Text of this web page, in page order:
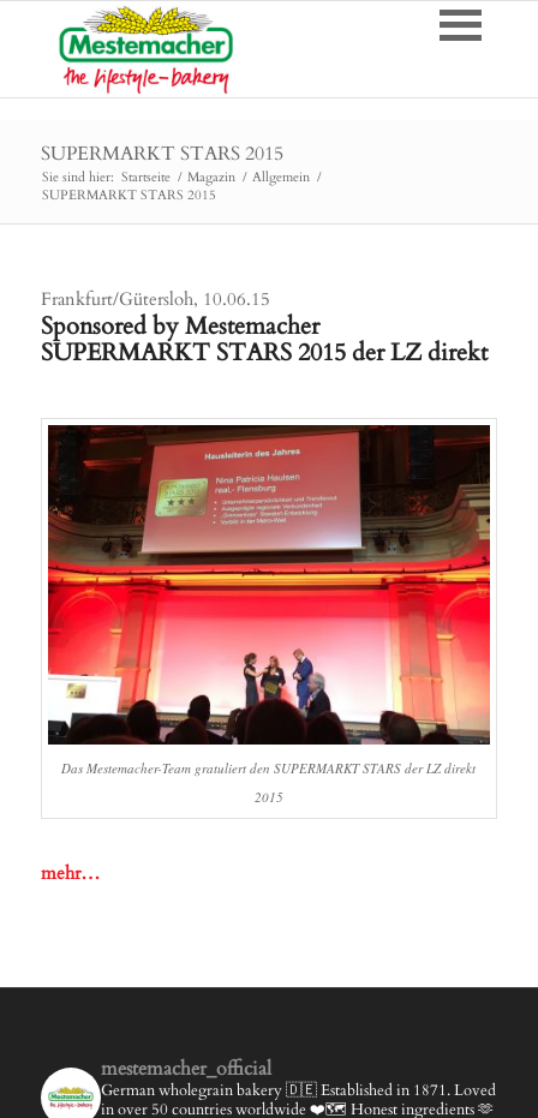
SUPERMARKT STARS 2015
Sie sind hier: Startseite / Magazin / Allgemein /
SUPERMARKT STARS 2015
Frankfurt/Gütersloh, 10.06.15
Sponsored by Mestemacher
SUPERMARKT STARS 2015 der LZ direkt
Das Mestemacher-Team gratuliert den SUPERMARKT STARS der LZ direkt
2015
mehr…
mestemacher_official
German wholegrain bakery 🇩🇪Established in 1871.Loved
in over 50 countries worldwide ❤️🗺️ Honest ingredients 🫶